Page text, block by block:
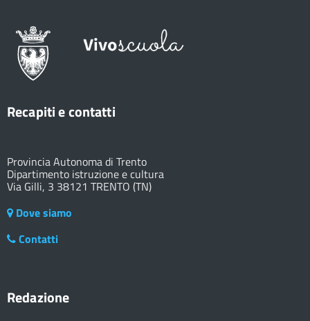
Recapiti e contatti
Provincia Autonoma di Trento
Dipartimento istruzione e cultura
Via Gilli, 3 38121 TRENTO (TN)
Dove siamo
Contatti
Redazione